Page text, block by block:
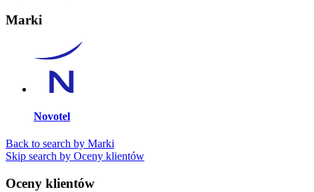
Marki
Novotel
Back to search by Marki
Skip search by Oceny klientów
Oceny klientów